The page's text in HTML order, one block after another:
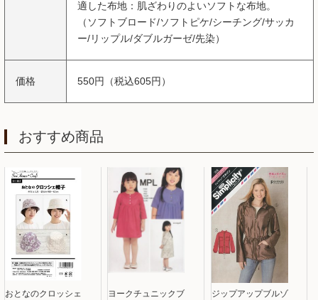
適した布地：肌ざわりのよいソフトな布地。
（ソフトブロード/ソフトピケ/シーチング/サッカ
ー/リップル/ダブルガーゼ/先染）
価格 550円（税込605円）
おすすめ商品
おとなのクロッシェ
ヨークチュニックブ
ジップアップブルゾ